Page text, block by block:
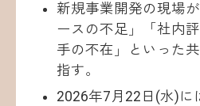
新規事業開発の現場
ースの不足」「社内
手の不在」といった
指す。
2026年7月22日(水)に